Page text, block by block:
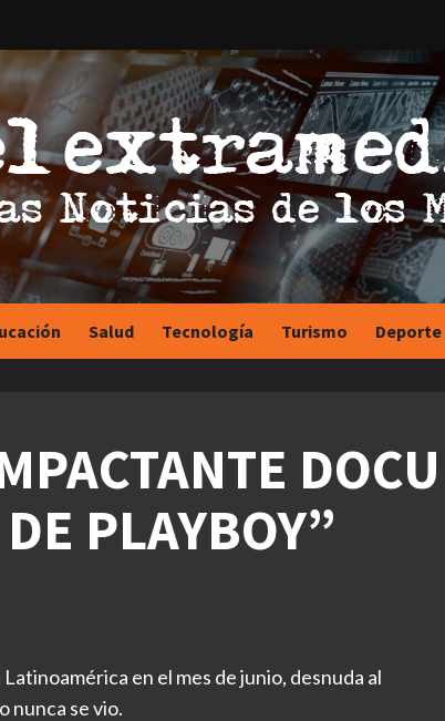
Salud Tecnología Turismo Deporte
DOCU
PLAYBOY”
en el mes de junio, desnuda al
nunca se vio.